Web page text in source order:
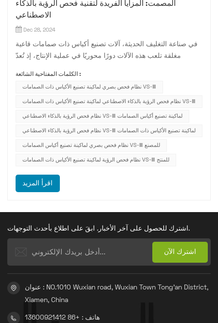
المصمت: المزايا الفريدة لتقنية فحص الرؤية بالذكاء
الاصطناعي
Dec 28, 2024
في صناعة التغليف الحديثة، آلات تصنيع أكياس ذات صمامات قاعية
مغلقة تلعب هذه الآلات دورًا محوريًا في عملية الإنتاج، إذ تُعدّ
الكلمات المفتاحية الشائعة :
نظام فحص بصري لماكينة تصنيع الأكياس ذات الصمامات VS-Ⅲ
نظام فحص الرؤية بالذكاء الاصطناعي لماكينة تصنيع الأكياس ذات الصمامات VS-Ⅲ
نظام فحص الرؤية بالذكاء الاصطناعي VS-Ⅲ لماكينة تصنيع أكياس الصمامات
نظام فحص الرؤية بالذكاء الاصطناعي VS-Ⅲ لماكينة تصنيع الأكياس ذات الصمامات
نظام فحص بصري لماكينة تصنيع أكياس الصمامات VS-Ⅲ للمصنع
نظام فحص الرؤية لماكينة تصنيع الأكياس ذات الصمامات VS-Ⅲ للمنتج
اقرأ المزيد
اشترك للحصول على آخر الأخبار. ابقَ على اطلاع بأحدث التوجهات.
عنوان : NO.1010 Wuxian road, Wuxian Town Tong'an District,
Xiamen, China
هاتف : +86 13600921412